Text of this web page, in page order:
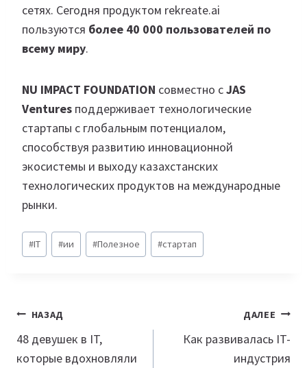
сетях. Сегодня продуктом rekreate.ai
пользуются более 40 000 пользователей по
всему миру.
NU IMPACT FOUNDATION совместно сJAS
Ventures поддерживает технологические
стартапы с глобальным потенциалом,
способствуя развитию инновационной
экосистемы и выходу казахстанских
технологических продуктов на международные
рынки.
Метки
записи:
#IT #ии #Полезное #стартап
Навигация
по
НАЗАД
48 девушек в IT,
которые вдохновляли
ДАЛЕЕ
Как развивалась IT-
индустрия